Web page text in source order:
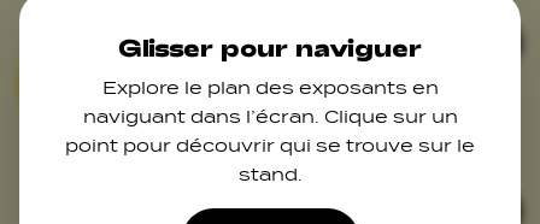
Skip to main content
Glisser pour naviguer
Explore le plan des exposants en
naviguant dans l’écran. Clique sur un
point pour découvrir qui se trouve sur le
stand.
03